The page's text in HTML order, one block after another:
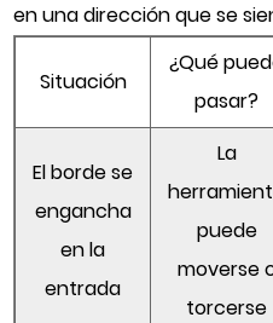
en una dirección que se
Situación
¿Qué
pasar?
El borde se
engancha
en la
entrada
La
puede
moverse
torcerse